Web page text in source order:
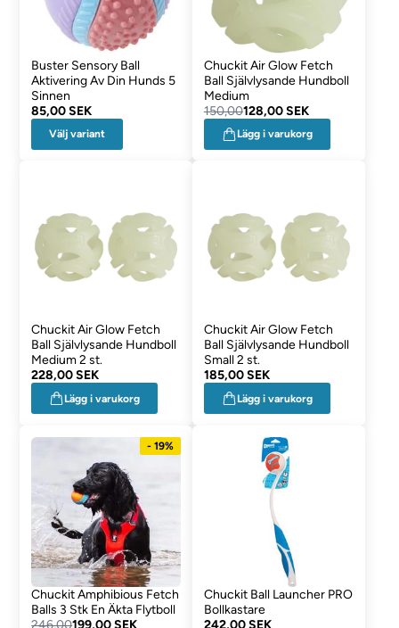
Buster Sensory Ball
Aktivering Av Din Hunds 5
Sinnen
85,00 SEK
Välj variant
Chuckit Air Glow Fetch
Ball Självlysande Hundboll
Medium
150,00128,00 SEK
Lägg i varukorg
Chuckit Air Glow Fetch
Ball Självlysande Hundboll
Medium 2 st.
228,00 SEK
Lägg i varukorg
Chuckit Air Glow Fetch
Ball Självlysande Hundboll
Small 2 st.
185,00 SEK
Lägg i varukorg
- 19%
Chuckit Amphibious Fetch
Balls 3 Stk En Äkta Flytboll
246,00199,00 SEK
Chuckit Ball Launcher PRO
Bollkastare
242,00 SEK